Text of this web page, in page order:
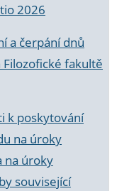
2026
a čerpání dnů
fakultě
k poskytování
na úroky
na úroky
související